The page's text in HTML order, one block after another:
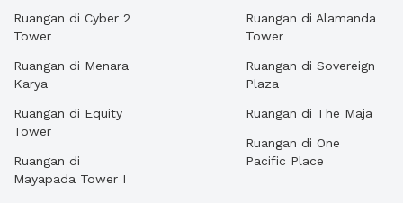
Ruangan di Cyber 2
Tower
Ruangan di Menara
Karya
Ruangan di Equity
Tower
Ruangan di
Mayapada Tower I
Ruangan di Alamanda
Tower
Ruangan di Sovereign
Plaza
Ruangan di The Maja
Ruangan di One
Pacific Place